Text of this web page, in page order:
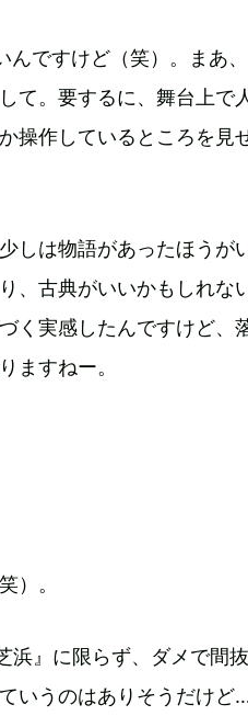
ですけど（笑）。まあ
て。要するに、舞台上で
操作しているところを見
しは物語があったほうが
、古典がいいかもしれな
く実感したんですけど、
ますねー。
）。
浜』に限らず、ダメで間
いうのはありそうだけど